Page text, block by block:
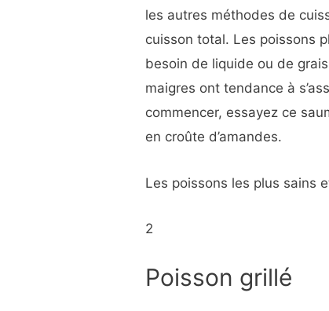
les autres méthodes de
cuisson total. Les poissons
besoin de liquide ou de
maigres ont tendance à
commencer, essayez ce
en croûte d’amandes.
Les poissons les plus sains
2
Poisson grillé